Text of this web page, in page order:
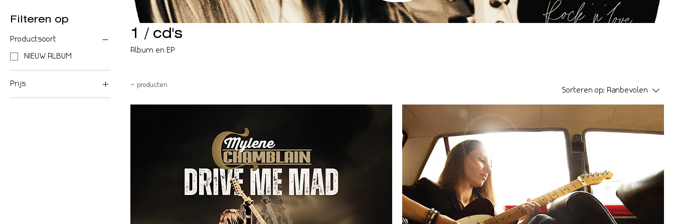
Filteren op
Productsoort
NIEUW ALBUM
Prijs
1 / cd's
Album en EP
2 producten
Sorteren op: Aanbevolen